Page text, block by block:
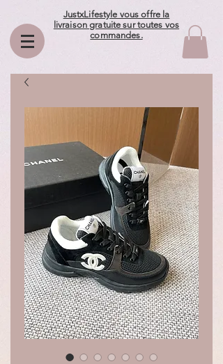
JustxLifestyle vous offre la
livraison gratuite sur toutes vos
commandes.